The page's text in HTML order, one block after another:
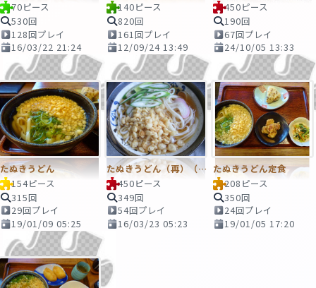
70ピース
530回
128回プレイ
16/03/22 21:24
140ピース
820回
161回プレイ
12/09/24 13:49
450ピース
190回
67回プレイ
24/10/05 13:33
たぬきうどん
154ピース
315回
29回プレイ
19/01/09 05:25
たぬきうどん（再）（激ムズ）
450ピース
349回
54回プレイ
16/03/23 05:23
たぬきうどん定食
208ピース
350回
24回プレイ
19/01/05 17:20